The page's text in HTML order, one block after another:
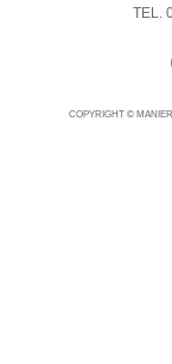
TEL.
COPYRIGHT ©